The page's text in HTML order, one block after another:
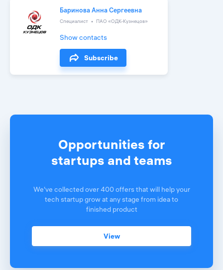
Баринова Анна Сергеевна
Специалист ПАО «ОДК-Кузнецов»
Show contacts
Subscribe
Opportunities for
startups and teams
We've collected over 400 offers that will help your
tech startup grow at any stage from idea to
finished product
View